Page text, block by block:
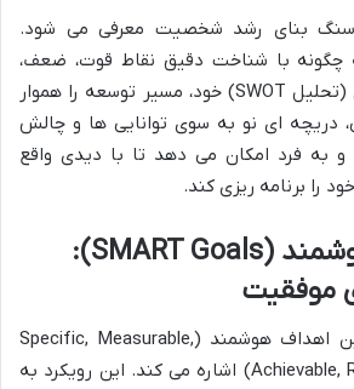
سنگ بنای رشد شخصیت معرفی می شود.
چگونه با شناخت دقیق نقاط قوت، ضعف،
فرصت ها و تهدیدهای (تحلیل SWOT) خود، مسیر توسعه را هموار
دریچه ای نو به سوی توانایی ها و چالش
به فرد امکان می دهد تا با دیدی واقع
را برنامه ریزی کند.
هدف گذاری هوشمند (SMART Goals):
موفقیت
کتاب به اهمیت تعیین اهداف هوشمند (Specific, Measurable,
Achievable, Relevant, Time-bound) اشاره می کند. این رویکرد به